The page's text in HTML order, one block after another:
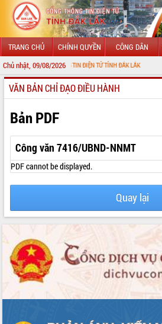
TRANG CHỦ CHÍNH QUYỀN CÔNG DÂN
Chủ nhật, 09/08/2026
CỔNG THÔNG TIN ĐIỆN TỬ TỈNH ĐẮK LẮK
GIỚI THIỆU
LÃNH ĐẠO UBND TỈNH
TIN TỨC SỰ KIỆN
SỞ, BAN, NGÀNH
UBND CÁC XÃ, PHƯỜNG
THÔNG TIN CHỈ ĐẠO ĐIỀU HÀNH
VĂN BẢN HĐND TỈNH
ĐIỂM TIN VĂN BẢN
VĂN BẢN CHỈ ĐẠO ĐIỀU HÀNH
Bản PDF
Công văn 7416/UBND-NNMT
PDF cannot be displayed.
Quay lại